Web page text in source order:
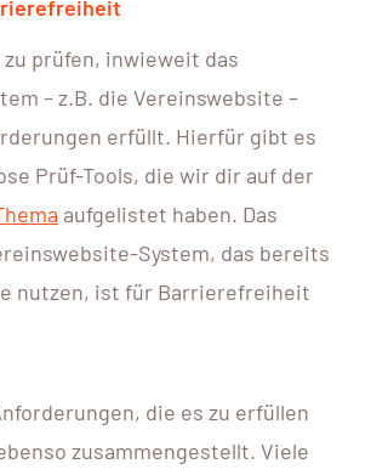
prüfen, inwieweit das
– z.B. die Vereinswebsite –
erfüllt. Hierfür gibt es
Prüf-Tools, die wir dir auf der
aufgelistet haben. Das
System, das bereits
nutzen, ist für Barrierefreiheit
die es zu erfüllen
zusammengestellt. Viele